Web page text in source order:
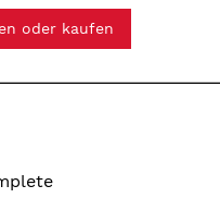
oder kaufen